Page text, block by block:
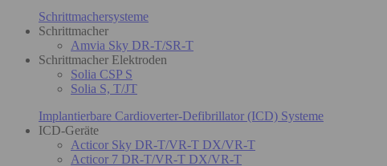
Schrittmachersysteme
Schrittmacher
Amvia Sky DR-T/SR-T
Schrittmacher Elektroden
Solia CSP S
Solia S, T/JT
Implantierbare Cardioverter-Defibrillator (ICD) Systeme
ICD-Geräte
Acticor Sky DR-T/VR-T DX/VR-T
Acticor 7 DR-T/VR-T DX/VR-T